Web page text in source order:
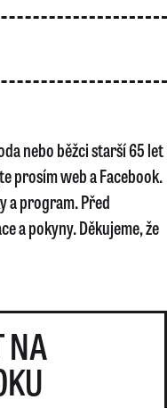
nebo běžci starší 65 let
prosím web a Facebook.
a program. Před
a pokyny. Děkujeme, že
NA